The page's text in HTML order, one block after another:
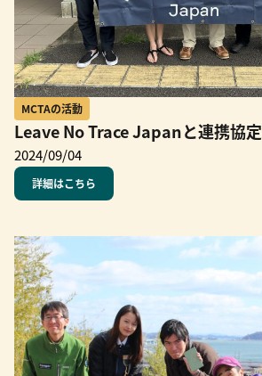
MCTAの活動
Leave No Trace Japanと連携協定
2024/09/04
詳細はこちら